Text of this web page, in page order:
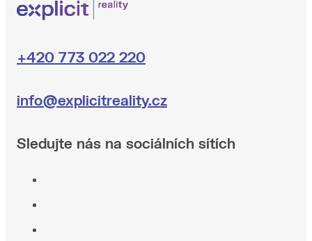
+420 773 022 220
info@explicitreality.cz
Sledujte nás na sociálních sítích